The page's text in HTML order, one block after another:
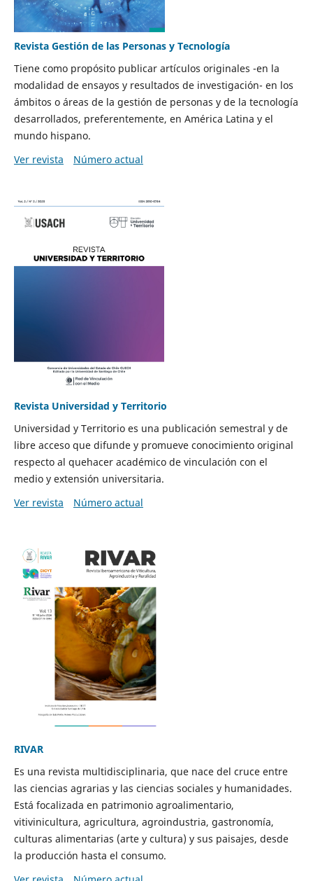
Revista Gestión de las Personas y Tecnología
Tiene como propósito publicar artículos originales -en la
modalidad de ensayos y resultados de investigación- en los
ámbitos o áreas de la gestión de personas y de la tecnología
desarrollados, preferentemente, en América Latina y el
mundo hispano.
Ver revista
Número actual
Revista Universidad y Territorio
Universidad y Territorio es una publicación semestral y de
libre acceso que difunde y promueve conocimiento original
respecto al quehacer académico de vinculación con el
medio y extensión universitaria.
Ver revista
Número actual
RIVAR
Es una revista multidisciplinaria, que nace del cruce entre
las ciencias agrarias y las ciencias sociales y humanidades.
Está focalizada en patrimonio agroalimentario,
vitivinicultura, agricultura, agroindustria, gastronomía,
culturas alimentarias (arte y cultura) y sus paisajes, desde
la producción hasta el consumo.